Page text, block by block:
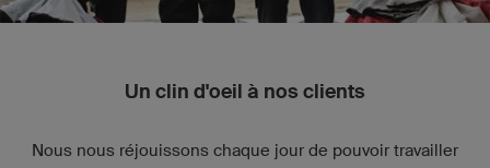
Un clin d'oeil à nos clients
Nous nous réjouissons chaque jour de pouvoir travailler